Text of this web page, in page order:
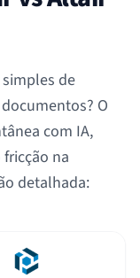
de
O
com IA,
na
detalhada: